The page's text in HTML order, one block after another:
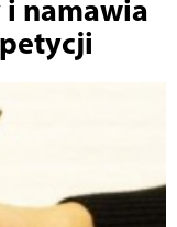
namawia